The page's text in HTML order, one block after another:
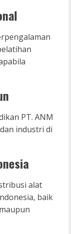
PT. ANM
industri di
alat
baik